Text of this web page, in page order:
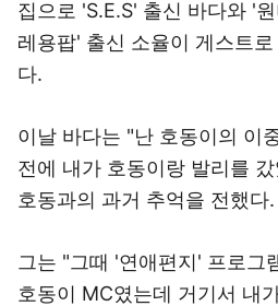
집으로 'S.E.S' 출신 바다와 '
레용팝' 출신 소율이 게스트
다.
이날 바다는 "난 호동이의 이
전에 내가 호동이랑 발리를
호동과의 과거 추억을 전했다.
그는 "그때 '연애편지' 프로그
호동이 MC였는데 거기서 내